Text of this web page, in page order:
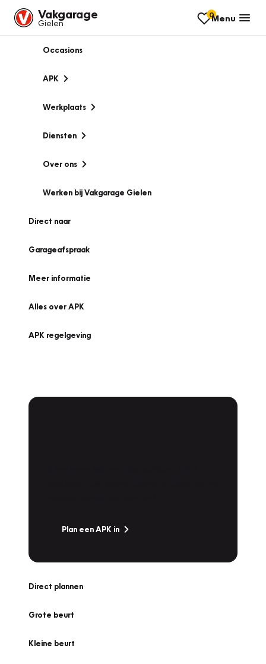
Vakgarage
Gielen
0Menu
Occasions
APK
Werkplaats
Diensten
Over ons
Werken bij Vakgarage Gielen
Direct naar
Garageafspraak
Meer informatie
Alles over APK
APK regelgeving
Plan een APK in
Direct plannen
Grote beurt
Kleine beurt